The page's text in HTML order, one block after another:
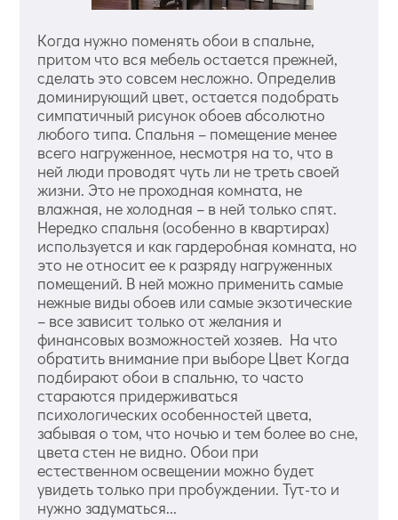
Когда нужно поменять обои в спальне,
притом что вся мебель остается прежней,
сделать это совсем несложно. Определив
доминирующий цвет, остается подобрать
симпатичный рисунок обоев абсолютно
любого типа. Спальня – помещение менее
всего нагруженное, несмотря на то, что в
ней люди проводят чуть ли не треть своей
жизни. Это не проходная комната, не
влажная, не холодная – в ней только спят.
Нередко спальня (особенно в квартирах)
используется и как гардеробная комната, но
это не относит ее к разряду нагруженных
помещений. В ней можно применить самые
нежные виды обоев или самые экзотические
– все зависит только от желания и
финансовых возможностей хозяев. На что
обратить внимание при выборе Цвет Когда
подбирают обои в спальню, то часто
стараются придерживаться
психологических особенностей цвета,
забывая о том, что ночью и тем более во сне,
цвета стен не видно. Обои при
естественном освещении можно будет
увидеть только при пробуждении. Тут-то и
нужно задуматься...